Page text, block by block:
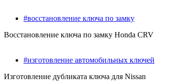
#восстановление ключа по замку
Восстановление ключа по замку Honda CRV
#изготовление автомобильных ключей
Изготовление дубликата ключа для Nissan